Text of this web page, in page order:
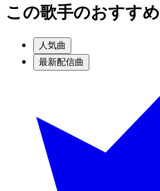
この歌手のおすすめ
人気曲
最新配信曲